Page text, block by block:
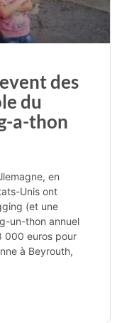
des
du
a-thon
en
Unis ont
(et une
un-thon annuel
000 euros pour
à Beyrouth,